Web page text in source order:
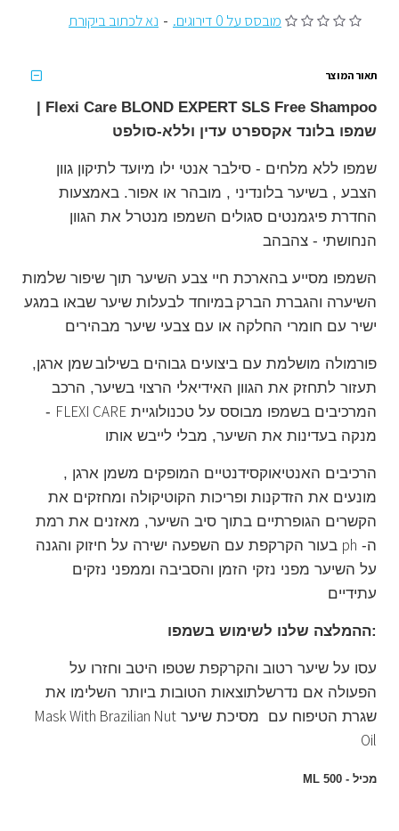
מובסס על 0 דירוגים. - נא לכתוב ביקורת
תאור המוצר
Flexi Care BLOND EXPERT SLS Free Shampoo |
שמפו בלונד אקספרט עדין וללא-סולפט
שמפו ללא מלחים - סילבר אנטי ילו מיועד לתיקון גוון
הצבע , בשיער בלונדיני , מובהר או אפור. באמצעות
החדרת פיגמנטים סגולים השמפו מנטרל את הגוון
הנחושתי - צהבהב
השמפו מסייע בהארכת חיי צבע השיער תוך שיפור שלמות
השיערה והגברת הברק במיוחד לבעלות שיער שבאו במגע
ישיר עם חומרי החלקה או עם צבעי שיער מבהירים
פורמולה מושלמת עם ביצועים גבוהים בשילובשמן ארגן,
תעזור לתחזק את הגוון האידיאלי הרצוי בשיער, הרכב
המרכיבים בשמפו מבוסס על טכנולוגיית FLEXI CARE
-
מנקה בעדינות את השיער, מבלי לייבש אותו
הרכיבים האנטיאוקסידנטיים המופקים משמן ארגן ,
מונעים את הזדקנות ופריכות הקוטיקולה ומחזקים את
הקשרים הגופרתיים בתוך סיב השיער, מאזנים את רמת
ה-
ph בעור הקרקפת עם השפעה ישירה על חיזוק והגנה
על השיער מפני נזקי הזמן והסביבה וממפני נזקים
עתידיים
:ההמלצה שלנו לשימוש בשמפו
עסו על שיער רטוב והקרקפת שטפו היטב וחזרו על
הפעולה אם נדרשלתוצאות הטובות ביותר השלימו את
שגרת הטיפוח עם מסיכת שיער Mask With Brazilian Nut
Oil
מכיל - 500 ML